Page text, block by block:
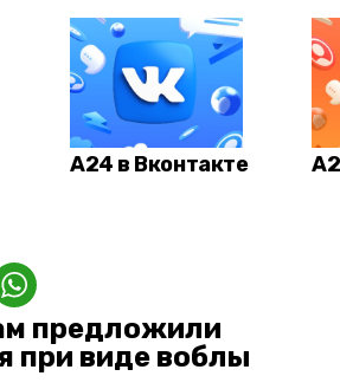
А24 в Вконтакте
предложили
при виде воблы